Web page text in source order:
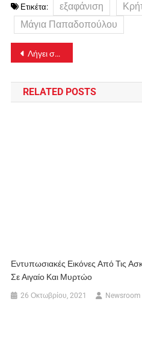
Ετικέτα: εξαφάνιση
Μάγια Παπαδοπούλου
Πλοήγηση
άρθρων
Λήγει σήμερα η προθεσμία για της αιτήσεις του επιδόματος θέρμανσης
RELATED POSTS
Εντυπωσιακές Εικόνες Από Τις
Σε Αιγαίο Και Μυρτώο
26 Οκτωβρίου, 2021 Newsroom